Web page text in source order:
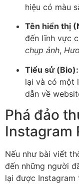
hiệu có màu
Tên hiển thị
đến lĩnh vực
chụp ảnh,
Tiểu sử (Bio):
lại và có một
dẫn về
Phá đảo
Instagram
Nếu như bài viết
đến những người
lại được